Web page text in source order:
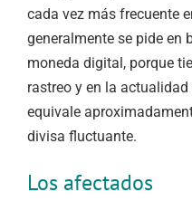
cada vez más frecuente
generalmente se pide en
moneda digital, porque
rastreo y en la
equivale
divisa fluctuante.
Los afectados